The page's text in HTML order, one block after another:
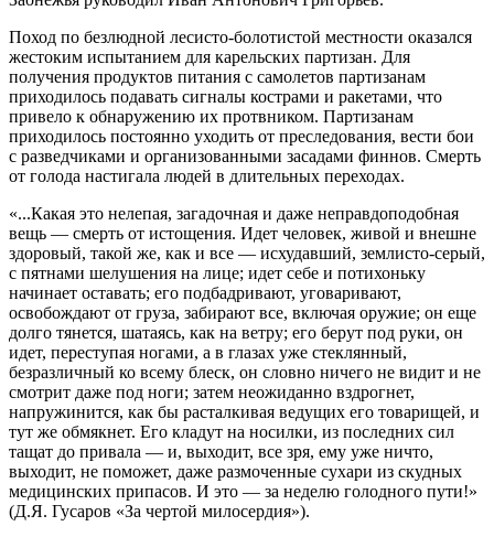
Поход по безлюдной лесисто-болотистой местности оказался
жестоким испытанием для карельских партизан. Для
получения продуктов питания с самолетов партизанам
приходилось подавать сигналы кострами и ракетами, что
привело к обнаружению их протвником. Партизанам
приходилось постоянно уходить от преследования, вести бои
с разведчиками и организованными засадами финнов. Смерть
от голода настигала людей в длительных переходах.
«...Какая это нелепая, загадочная и даже неправдоподобная
вещь — смерть от истощения. Идет человек, живой и внешне
здоровый, такой же, как и все — исхудавший, землисто-серый,
с пятнами шелушения на лице; идет себе и потихоньку
начинает оставать; его подбадривают, уговаривают,
освобождают от груза, забирают все, включая оружие; он еще
долго тянется, шатаясь, как на ветру; его берут под руки, он
идет, переступая ногами, а в глазах уже стеклянный,
безразличный ко всему блеск, он словно ничего не видит и не
смотрит даже под ноги; затем неожиданно вздрогнет,
напружинится, как бы расталкивая ведущих его товарищей, и
тут же обмякнет. Его кладут на носилки, из последних сил
тащат до привала — и, выходит, все зря, ему уже ничто,
выходит, не поможет, даже размоченные сухари из скудных
медицинских припасов. И это — за неделю голодного пути!»
(Д.Я. Гусаров «За чертой милосердия»).